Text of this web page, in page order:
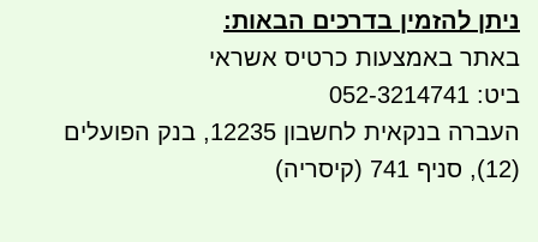
ניתן להזמין בדרכים הבאות:
באתר באמצעות כרטיס אשראי
ביט: 052-3214741
העברה בנקאית לחשבון 12235, בנק הפועלים
(12), סניף 741 (קיסריה)